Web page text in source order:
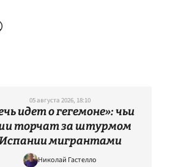
05 августа 2026, 18:10
идет о гегемоне»: чьи
торчат за штурмом
мигрантами
Николай Гастелло